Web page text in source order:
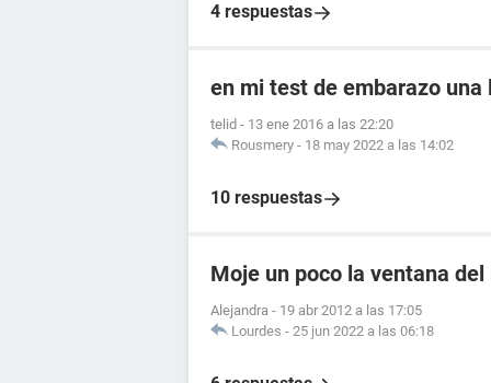
4 respuestas
en mi test de embarazo
telid - 13 ene 2016 a las 22:20
Rousmery - 18 may 2022 a las 14:02
10 respuestas
Moje un poco la ventana
Alejandra - 19 abr 2012 a las 17:05
Lourdes - 25 jun 2022 a las 06:18